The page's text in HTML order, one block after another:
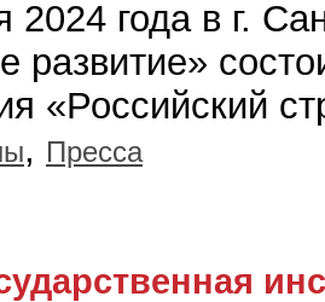
2024 года в г.
развитие»
«Российский
, Пресса